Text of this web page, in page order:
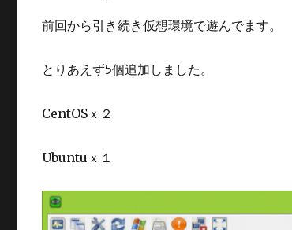
前回から引き続き仮想環境で遊んでます。
とりあえず5個追加しました。
CentOSｘ２
Ubuntuｘ１